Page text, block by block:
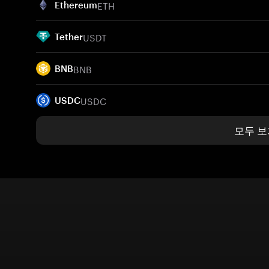
EthereumETH
TetherUSDT
BNBBNB
USDCUSDC
모두